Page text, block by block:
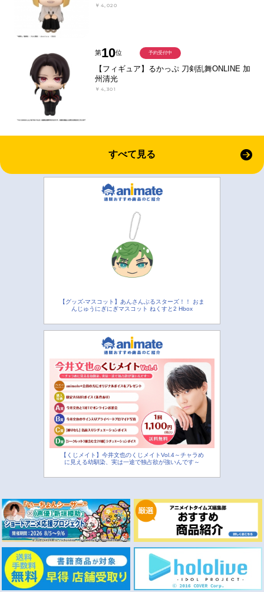
￥4,020
第10位
【フィギュア】るかっぷ 刀剣乱舞ONLINE 加
州清光
￥4,301
予約受付中
すべて見る
【グッズ-マスコット】あんさんぶるスターズ！！ おま
んじゅうにぎにぎマスコット ねくすと2 Hbox
【くじメイト】今井文也のくじメイトVol.4～チャラめ
に見える幼馴染、実は一途で独占欲が強いんです～